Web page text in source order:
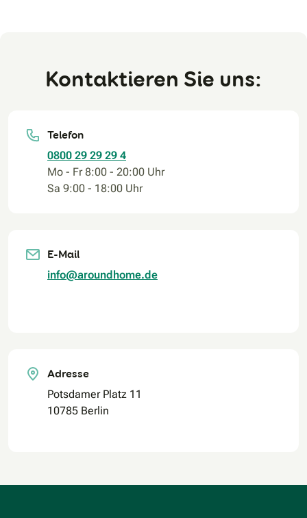
Kontaktieren Sie uns:
Telefon
0800 29 29 29 4
Mo - Fr 8:00 - 20:00 Uhr
Sa 9:00 - 18:00 Uhr
E-Mail
info@aroundhome.de
Adresse
Potsdamer Platz 11
10785 Berlin